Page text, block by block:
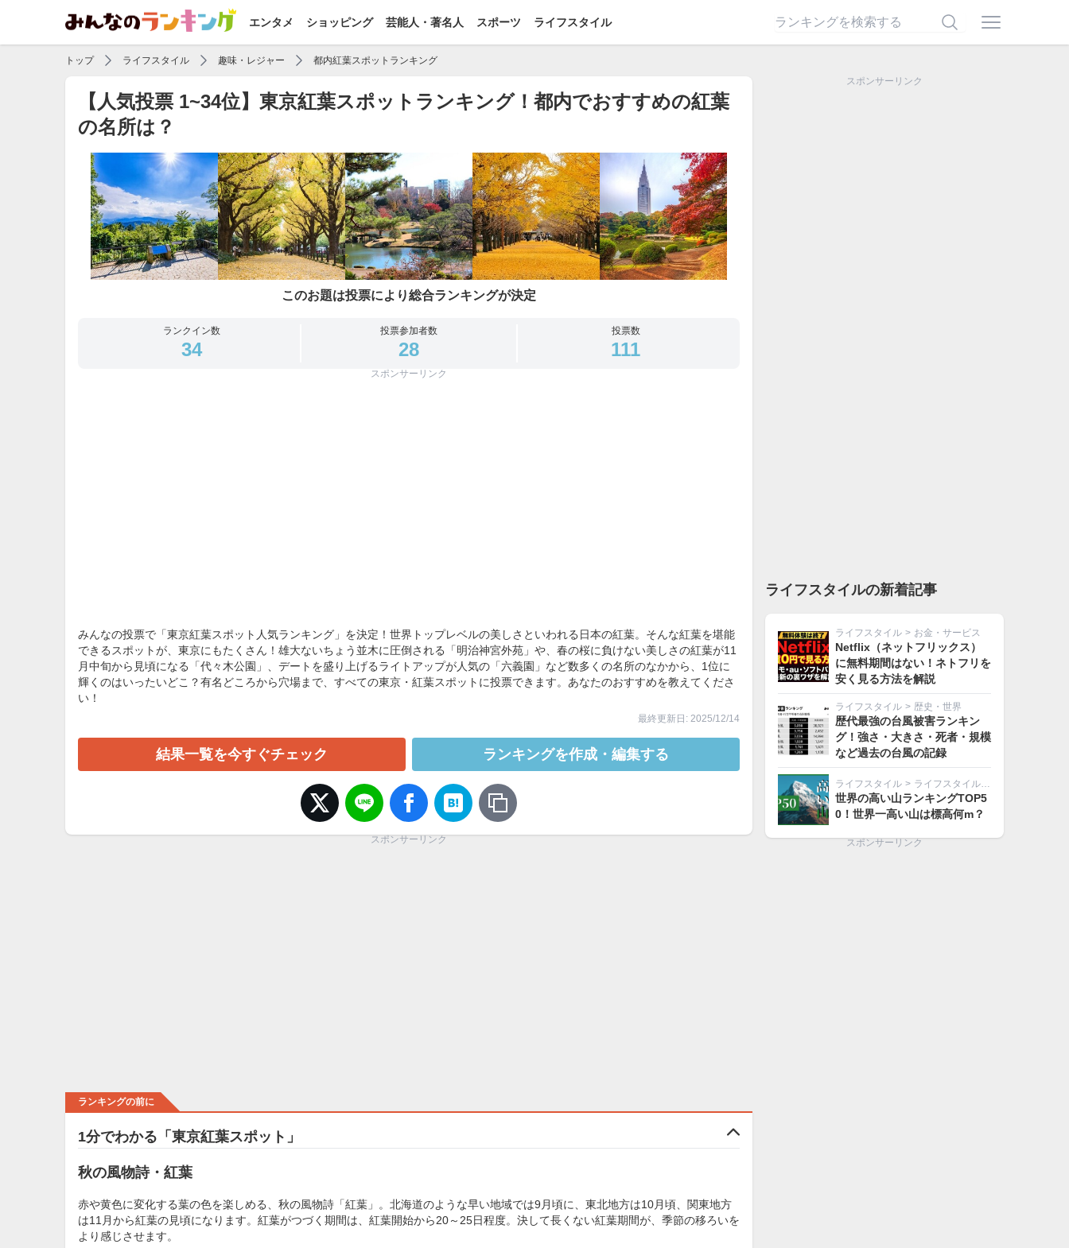
エンタメ ショッピング 芸能人・著名人 スポーツ ライフスタイル
トップ ライフスタイル 趣味・レジャー 都内紅葉スポットランキング
【人気投票 1~34位】東京紅葉スポットランキング！都内でおすすめの紅葉
の名所は？
このお題は投票により総合ランキングが決定
ランクイン数
34
投票参加者数
28
投票数
111
スポンサーリンク
みんなの投票で「東京紅葉スポット人気ランキング」を決定！世界トップレベルの美しさといわれる日本の紅葉。そんな紅葉を堪能
できるスポットが、東京にもたくさん！雄大ないちょう並木に圧倒される「明治神宮外苑」や、春の桜に負けない美しさの紅葉が11
月中旬から見頃になる「代々木公園」、デートを盛り上げるライトアップが人気の「六義園」など数多くの名所のなかから、1位に
輝くのはいったいどこ？有名どころから穴場まで、すべての東京・紅葉スポットに投票できます。あなたのおすすめを教えてくださ
い！
最終更新日: 2025/12/14
結果一覧を今すぐチェック ランキングを作成・編集する
スポンサーリンク
ランキングの前に
1分でわかる「東京紅葉スポット」
秋の風物詩・紅葉
赤や黄色に変化する葉の色を楽しめる、秋の風物詩「紅葉」。北海道のような早い地域では9月頃に、東北地方は10月頃、関東地方
は11月から紅葉の見頃になります。紅葉がつづく期間は、紅葉開始から20～25日程度。決して長くない紅葉期間が、季節の移ろいを
より感じさせます。
スポンサーリンク
ライフスタイルの新着記事
ライフスタイル > お金・サービス
Netflix（ネットフリックス）
に無料期間はない！ネトフリを
安く見る方法を解説
ライフスタイル > 歴史・世界
歴代最強の台風被害ランキン
グ！強さ・大きさ・死者・規模
など過去の台風の記録
ライフスタイル > ライフスタイルその他
世界の高い山ランキングTOP5
0！世界一高い山は標高何m？
スポンサーリンク